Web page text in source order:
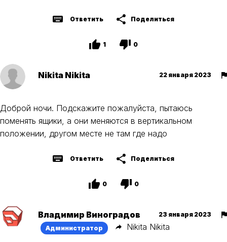
Ответить Поделиться
1 0
22 января 2023
Nikita Nikita
Доброй ночи. Подскажите пожалуйста, пытаюсь
поменять ящики, а они меняются в вертикальном
положении, другом месте не там где надо
Ответить Поделиться
0 0
23 января 2023
Владимир Виноградов
Администратор Nikita Nikita